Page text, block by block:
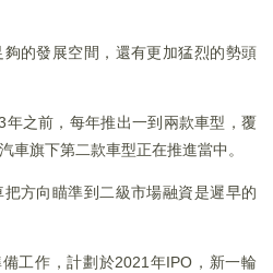
的發展空間，還有更加猛烈的勢頭
之前，每年推出一到兩款車型，覆
車旗下第二款車型正在推進當中。
方向瞄準到二級市場融資是遲早的
工作，計劃於2021年IPO，新一輪